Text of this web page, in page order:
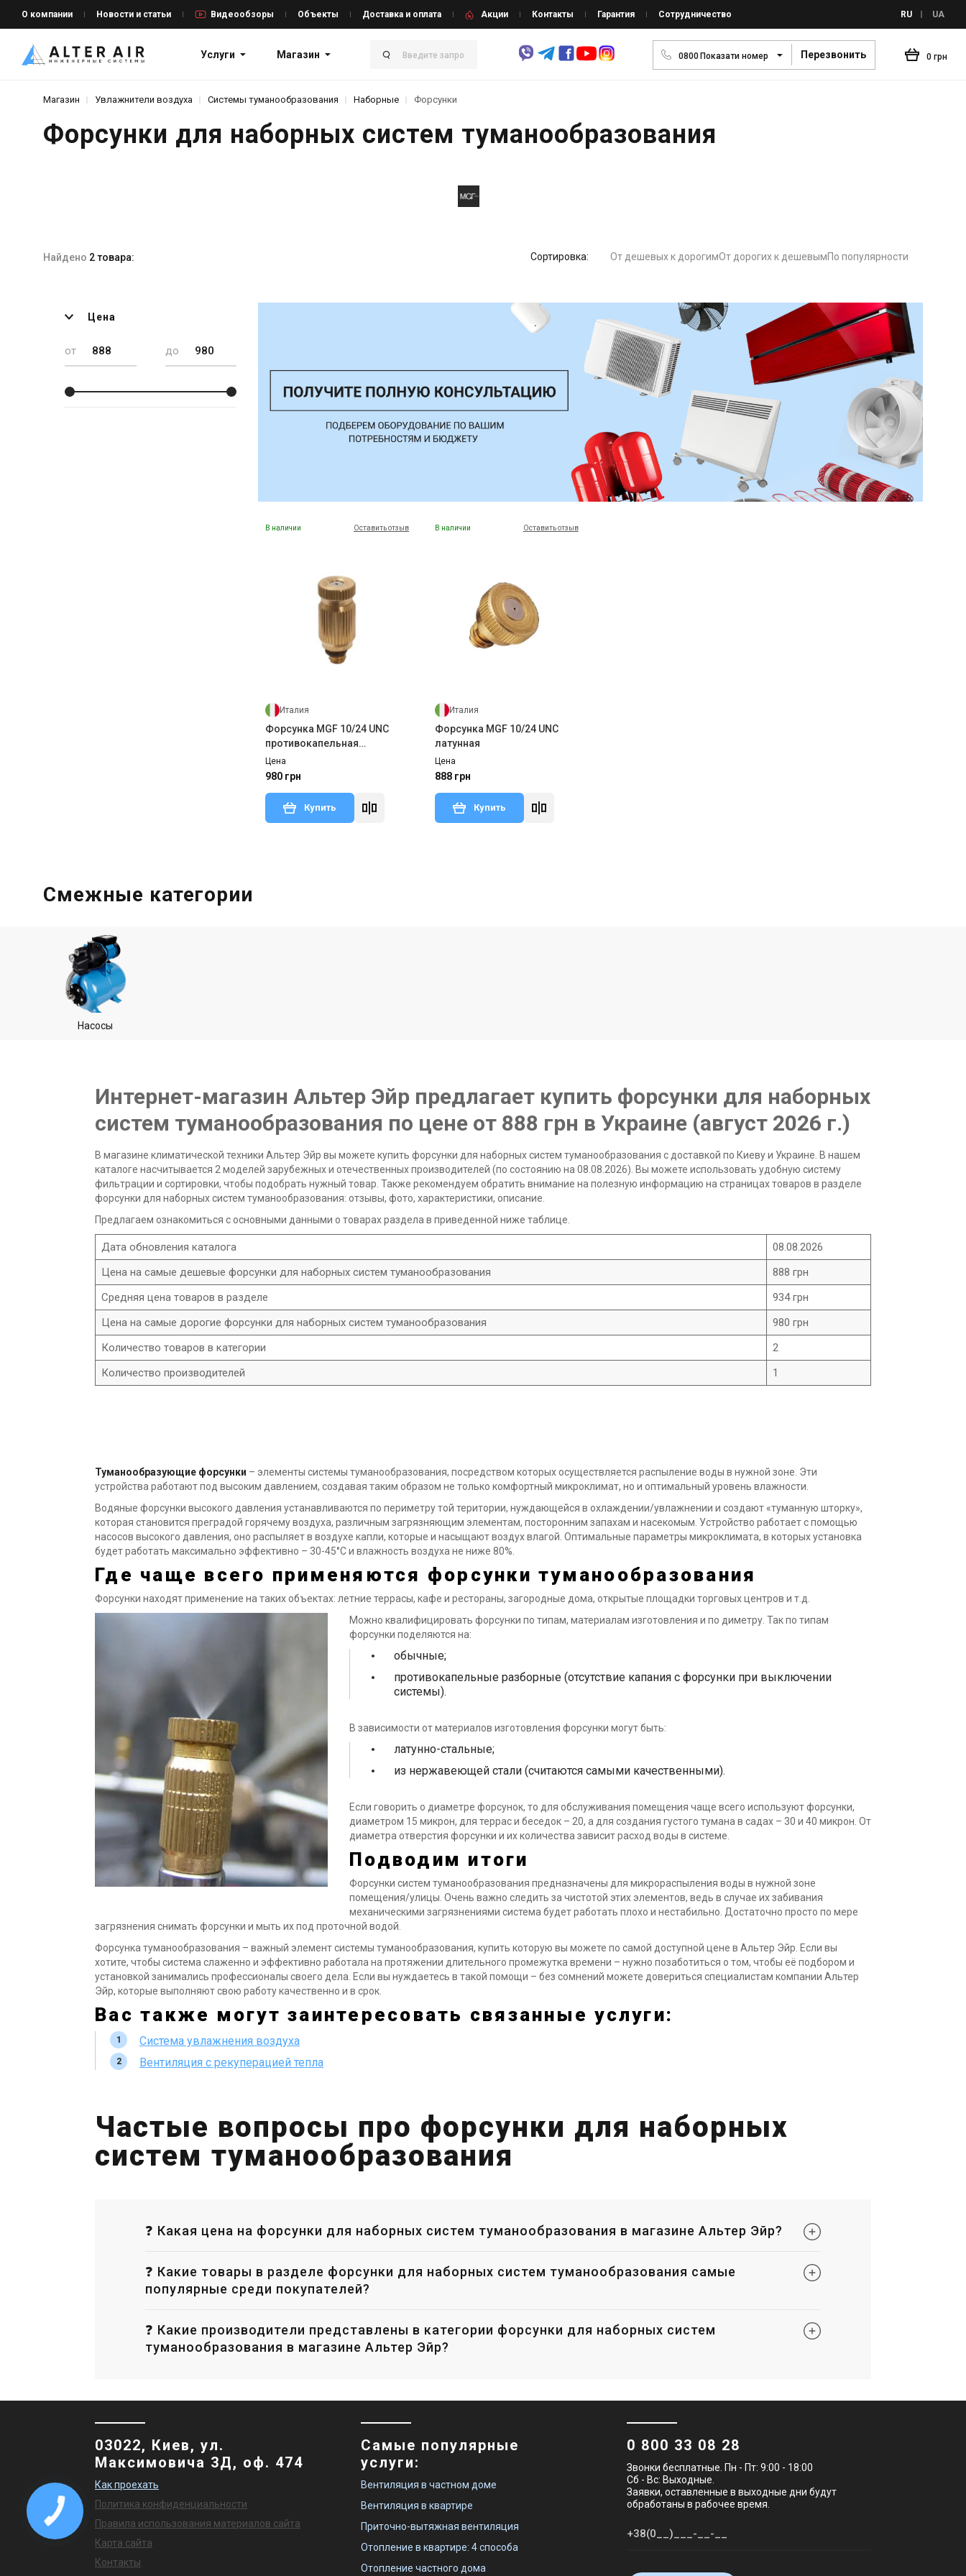
О компании Новости и статьи Видеообзоры Объекты Доставка и оплата Акции Контакты Гарантия Сотрудничество RU UA
Услуги Магазин 0800Показати номер Перезвонить 0 грн
Магазин Увлажнители воздуха Системы туманообразования Наборные Форсунки
Форсунки для наборных систем туманообразования
Найдено 2 товара: Сортировка: От дешевых к дорогимОт дорогих к дешевымПо популярности
Цена
от до
В наличии Оставить отзыв
Италия
Форсунка MGF 10/24 UNC
противокапельная
разборная
Цена
980 грн
Купить
В наличии Оставить отзыв
Италия
Форсунка MGF 10/24 UNC
латунная
Цена
888 грн
Купить
Смежные категории
Насосы
Интернет-магазин Альтер Эйр предлагает купить форсунки для наборных
систем туманообразования по цене от 888 грн в Украине (август 2026 г.)
В магазине климатической техники Альтер Эйр вы можете купить форсунки для наборных систем туманообразования с доставкой по Киеву и Украине. В нашем
каталоге насчитывается 2 моделей зарубежных и отечественных производителей (по состоянию на 08.08.2026). Вы можете использовать удобную систему
фильтрации и сортировки, чтобы подобрать нужный товар. Также рекомендуем обратить внимание на полезную информацию на страницах товаров в разделе
форсунки для наборных систем туманообразования: отзывы, фото, характеристики, описание.
Предлагаем ознакомиться с основными данными о товарах раздела в приведенной ниже таблице.
Дата обновления каталога
08.08.2026
Цена на самые дешевые форсунки для наборных систем туманообразования
888 грн
Средняя цена товаров в разделе
934 грн
Цена на самые дорогие форсунки для наборных систем туманообразования
980 грн
Количество товаров в категории
2
Количество производителей
1
Туманообразующие форсунки – элементы системы туманообразования, посредством которых осуществляется распыление воды в нужной зоне. Эти
устройства работают под высоким давлением, создавая таким образом не только комфортный микроклимат, но и оптимальный уровень влажности.
Водяные форсунки высокого давления устанавливаются по периметру той територии, нуждающейся в охлаждении/увлажнении и создают «туманную шторку»,
которая становится преградой горячему воздуха, различным загрязняющим элементам, посторонним запахам и насекомым. Устройство работает с помощью
насосов высокого давления, оно распыляет в воздухе капли, которые и насыщают воздух влагой. Оптимальные параметры микроклимата, в которых установка
будет работать максимально эффективно – 30-45°C и влажность воздуха не ниже 80%.
Где чаще всего применяются форсунки туманообразования
Форсунки находят применение на таких объектах: летние террасы, кафе и рестораны, загородные дома, открытые площадки торговых центров и т.д.
Можно квалифицировать форсунки по типам, материалам изготовления и по диметру. Так по типам
форсунки поделяются на:
обычные;
противокапельные разборные (отсутствие капания с форсунки при выключении
системы).
В зависимости от материалов изготовления форсунки могут быть:
латунно-стальные;
из нержавеющей стали (считаются самыми качественными).
Если говорить о диаметре форсунок, то для обслуживания помещения чаще всего используют форсунки,
диаметром 15 микрон, для террас и беседок – 20, а для создания густого тумана в садах – 30 и 40 микрон. От
диаметра отверстия форсунки и их количества зависит расход воды в системе.
Подводим итоги
Форсунки систем туманообразования предназначены для микрораспыления воды в нужной зоне
помещения/улицы. Очень важно следить за чистотой этих элементов, ведь в случае их забивания
механическими загрязнениями система будет работать плохо и нестабильно. Достаточно просто по мере
загрязнения снимать форсунки и мыть их под проточной водой.
Форсунка туманообразования – важный элемент системы туманообразования, купить которую вы можете по самой доступной цене в Альтер Эйр. Если вы
хотите, чтобы система слаженно и эффективно работала на протяжении длительного промежутка времени – нужно позаботиться о том, чтобы её подбором и
установкой занимались профессионалы своего дела. Если вы нуждаетесь в такой помощи – без сомнений можете довериться специалистам компании Альтер
Эйр, которые выполняют свою работу качественно и в срок.
Вас также могут заинтересовать связанные услуги:
Система увлажнения воздуха
Вентиляция с рекуперацией тепла
Частые вопросы про форсунки для наборных
систем туманообразования
❓ Какая цена на форсунки для наборных систем туманообразования в магазине Альтер Эйр?
❓ Какие товары в разделе форсунки для наборных систем туманообразования самые
популярные среди покупателей?
❓ Какие производители представлены в категории форсунки для наборных систем
туманообразования в магазине Альтер Эйр?
03022, Киев, ул.
Максимовича 3Д, оф. 474
Как проехать
Политика конфиденциальности
Правила использования материалов сайта
Карта сайта
Контакты
Самые популярные
услуги:
Вентиляция в частном доме
Вентиляция в квартире
Приточно-вытяжная вентиляция
Отопление в квартире: 4 способа
Отопление частного дома
0 800 33 08 28
Звонки бесплатные. Пн - Пт: 9:00 - 18:00
Сб - Вс: Выходные.
Заявки, оставленные в выходные дни будут
обработаны в рабочее время.